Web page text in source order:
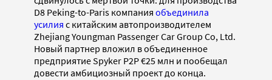
D8 Peking-to-Paris компания объединила
усилия с китайским автопроизводителем
Zhejiang Youngman Passenger Car Group Co, Ltd.
Новый партнер вложил в объединенное
предприятие Spyker P2P €25 млн и пообещал
довести амбициозный проект до конца.